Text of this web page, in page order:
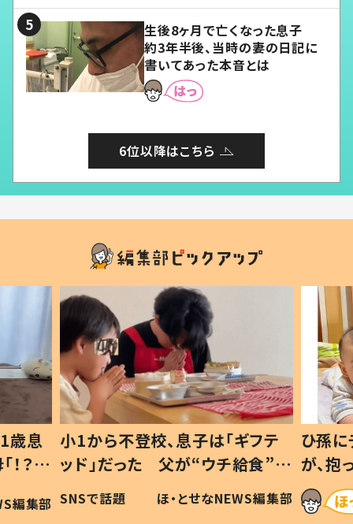
生後8ヶ月で亡くなった息子
約3年半後、当時の妻の日記に
書いてあった本音とは
6位以降はこちら
歳息
？」
編集部
小1から不登校、息子は「ギフテ
ッド」だった 父が“ウチ給食”を
作り続ける理由とは #令和の親
#令和の子
SNSで話題 ほ・とせなNEWS編集部
ひ孫
が、
「涙が
い」